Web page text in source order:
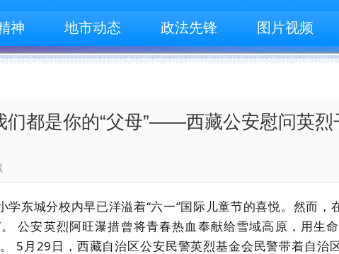
神 地市动态 政法先锋 图片视频
们都是你的“父母”——西藏公安慰问英烈
藏
东城分校内早已洋溢着“六一”国际儿童节的喜悦。然而，
公安英烈阿旺瀑措曾将青春热血奉献给雪域高原，用生
5月29日，西藏自治区公安民警英烈基金会民警带着自治